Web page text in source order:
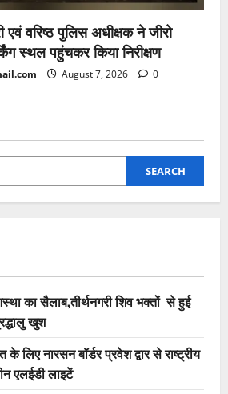
एवं वरिष्ठ पुलिस अधीक्षक ने जीरो
स्थल पहुंचकर किया निरीक्षण
August 7, 2026 0
SEARCH
का सैलाब,तीर्थनगरी शिव भक्तों से हुई
खुश
लिए नारसन बॉर्डर प्रवेश द्वार से राष्ट्रीय
एलईडी लाइटें